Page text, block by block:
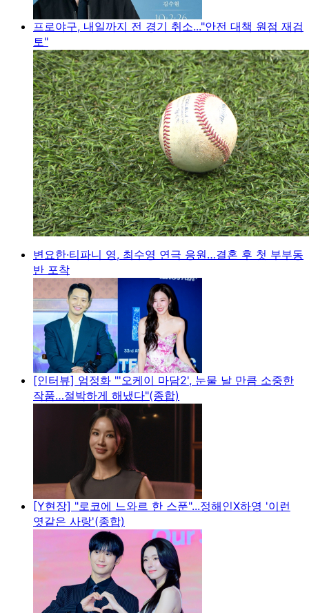
프로야구, 내일까지 전 경기 취소..."안전 대책 원점 재검
토"
변요한·티파니 영, 최수영 연극 응원…결혼 후 첫 부부동
반 포착
[인터뷰] 엄정화 "'오케이 마담2', 눈물 날 만큼 소중한
작품…절박하게 해냈다"(종합)
[Y현장] "로코에 느와르 한 스푼"...정해인X하영 '이런
엿같은 사랑'(종합)